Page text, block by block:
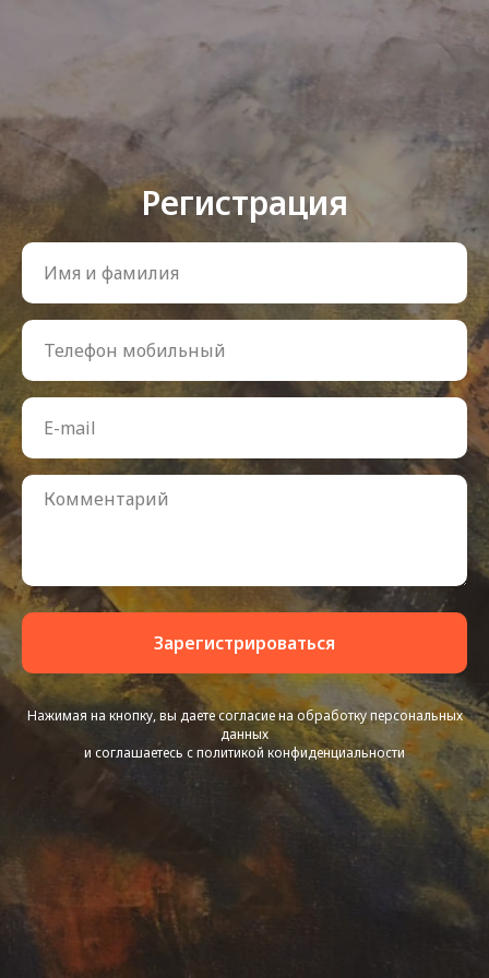
Регистрация
Зарегистрироваться
Нажимая на кнопку, вы даете согласие на обработку персональных
данных
и соглашаетесь c политикой конфиденциальности